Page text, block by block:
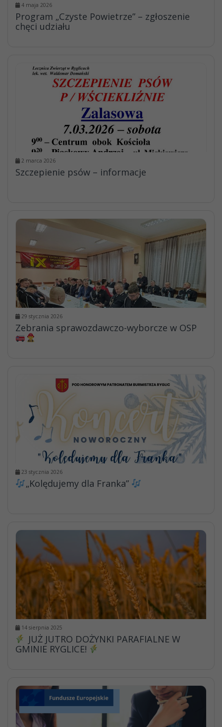
4 maja 2026
Program „Czyste Powietrze” – zgłoszenie
chęci udziału
2 marca 2026
Szczepienie psów – informacje
29 stycznia 2026
Zebrania sprawozdawczo-wyborcze w OSP
23 stycznia 2026
„Kolędujemy dla Franka”
14 sierpnia 2025
JUŻ JUTRO DOŻYNKI PARAFIALNE W
GMINIE RYGLICE!